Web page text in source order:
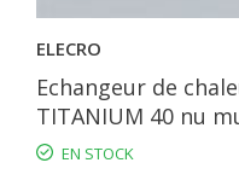
ELECRO
Echangeur de
TITANIUM 40 nu
EN STOCK